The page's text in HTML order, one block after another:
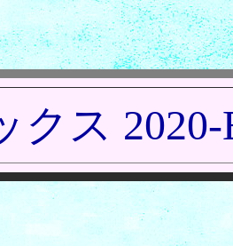
クス 2020-